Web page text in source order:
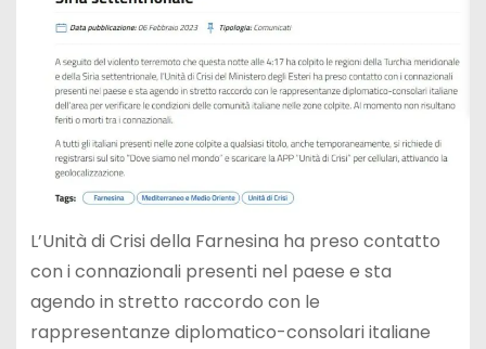
L’Unità di Crisi della Farnesina ha preso contatto
con i connazionali presenti nel paese e sta
agendo in stretto raccordo con le
rappresentanze diplomatico-consolari italiane